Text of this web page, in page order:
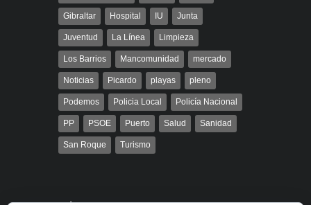
Gibraltar Hospital IU Junta
Juventud La Línea Limpieza
Los Barrios Mancomunidad mercado
Noticias Picardo playas pleno
Podemos Policia Local Policía Nacional
PP PSOE Puerto Salud Sanidad
San Roque Turismo